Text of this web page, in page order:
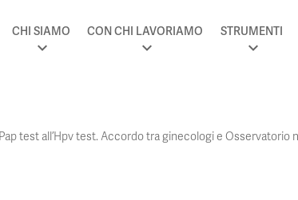
CHI SIAMO CON CHI LAVORIAMO STRUMENTI
test all’Hpv test. Accordo tra ginecologi e